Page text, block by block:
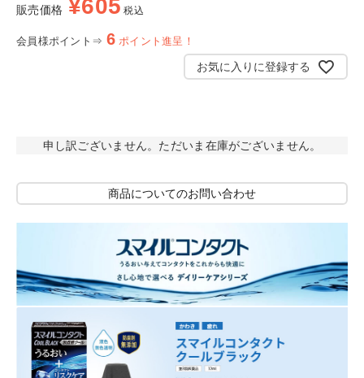
販売価格 ¥605 税込
会員様ポイント⇒ 6 ポイント進呈！
お気に入りに登録する
申し訳ございません。ただいま在庫がございません。
商品についてのお問い合わせ